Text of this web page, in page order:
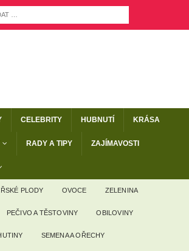
CELEBRITY HUBNUTÍ KRÁSA
RADY A TIPY ZAJÍMAVOSTI
PLODY OVOCE ZELENINA
PEČIVO A TĚSTOVINY OBILOVINY
SEMENA A OŘECHY